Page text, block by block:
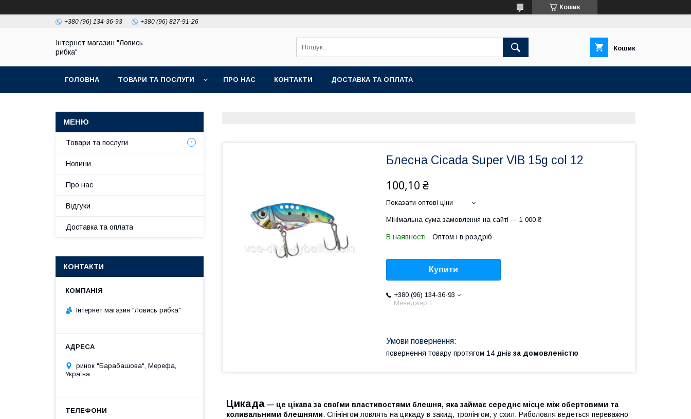
Кошик
+380 (96) 134-36-93 +380 (96) 827-91-26
Інтернет магазин "Ловись
рибка"
Кошик
ГОЛОВНА ТОВАРИ ТА ПОСЛУГИ ПРО НАС КОНТАКТИ ДОСТАВКА ТА ОПЛАТА
Блесна Cicada Super VIB 15g col 12
100,10 ₴
Показати оптові ціни
Мінімальна сума замовлення на сайті — 1 000 ₴
В наявності Оптом і в роздріб
Купити
+380 (96) 134-36-93
Менеджер 1
повернення товару протягом 14 днів за домовленістю
Цикада — це цікава за своїми властивостями блешня, яка займає середнє місце між обертовими та
коливальними блешнями. Спінінгом ловлять на цикаду в закид, тролінгом, у схил. Риболовля ведеться переважно
Товари та послуги
Новини
Про нас
Відгуки
Доставка та оплата
КОНТАКТИ
Інтернет магазин "Ловись рибка"
ринок "Барабашова", Мерефа,
Україна